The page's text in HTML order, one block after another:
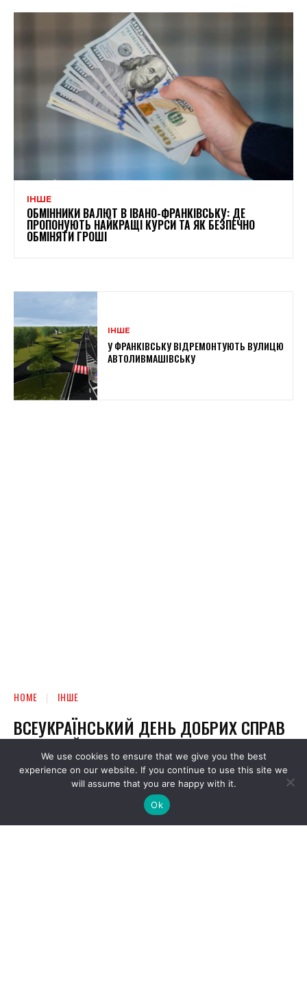
ІНШЕ
ОБМІННИКИ ВАЛЮТ В ІВАНО-ФРАНКІВСЬКУ: ДЕ
ПРОПОНУЮТЬ НАЙКРАЩІ КУРСИ ТА ЯК БЕЗПЕЧНО
ОБМІНЯТИ ГРОШІ
ІНШЕ
У ФРАНКІВСЬКУ ВІДРЕМОНТУЮТЬ ВУЛИЦЮ
АВТОЛИВМАШІВСЬКУ
We use cookies to ensure that we give you the best
experience on our website. If you continue to use this site we
will assume that you are happy with it.
Ok